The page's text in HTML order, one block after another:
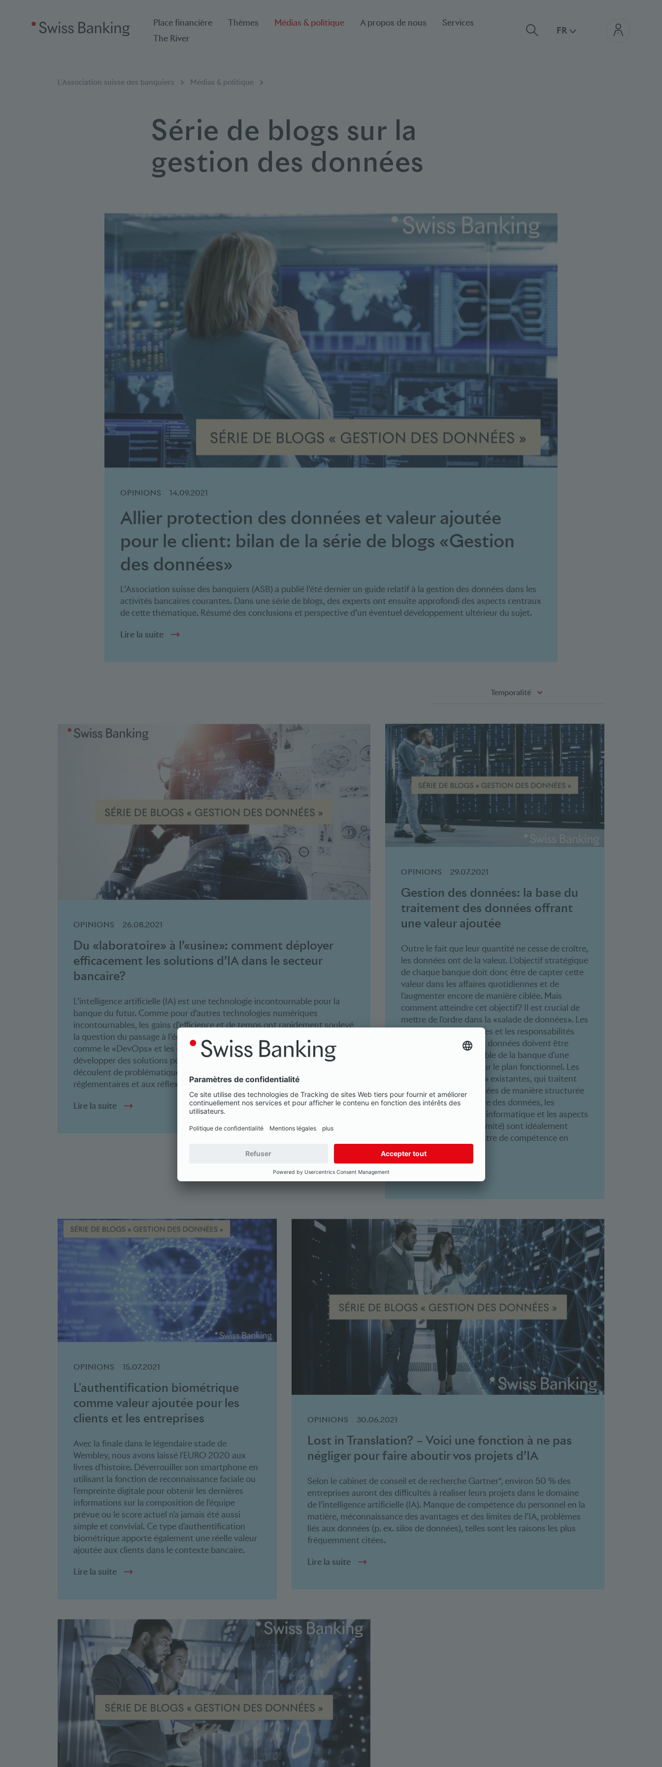
Place financière Thèmes Médias & politique A propos de nous
Services
The River
FR
Breadcrumb
Vous êtes ici:
L'Association suisse des banquiers Médias & politique
Série de blogs sur la
gestion des données
OPINIONS 14.09.2021
Allier protection des données et valeur ajoutée
pour le client: bilan de la série de blogs «Gestion
des données»
L’Association suisse des banquiers (ASB) a publié l’été dernier un guide relatif à la gestion des données dans les
activités bancaires courantes. Dans une série de blogs, des experts ont ensuite approfondi des aspects centraux
de cette thématique. Résumé des conclusions et perspective d’un éventuel développement ultérieur du sujet.
Lire la suite
Temporalité
OPINIONS 26.08.2021
Du «laboratoire» à l’«usine»: comment déployer
efficacement les solutions d’IA dans le secteur
bancaire?
L’intelligence artificielle (IA) est une technologie incontournable pour la
banque du futur. Comme pour d’autres technologies numériques
incontournables, les gains d’efficience et de temps ont rapidement soulevé
la question du passage à l’échelle des solutions d’IA. Des approches agiles
comme le «DevOps» et les «Labos IA» ciblés ont été instaurées pour
développer des solutions possibles et s’occuper des incertitudes qui
découlent de problématiques liées aux facteurs internes, aux exigences
réglementaires et aux réflexions éthiques.
Lire la suite
OPINIONS 29.07.2021
Gestion des données: la base du
traitement des données offrant
une valeur ajoutée
Outre le fait que leur quantité ne cesse de croître,
les données ont de la valeur. L'objectif stratégique
de chaque banque doit donc être de capter cette
valeur dans les affaires quotidiennes et de
l'augmenter encore de manière ciblée. Mais
comment atteindre cet objectif? Il est crucial de
mettre de l'ordre dans la «salade de données». Les
tâches, les compétences et les responsabilités
dans le traitement des données doivent être
réparties dans l'ensemble de la banque d'une
manière raisonnable sur le plan fonctionnel. Les
fonctions «habituelles» existantes, qui traitent
les problèmes de données de manière structurée
(telles que l'architecture des données, les
opérations, la sécurité informatique et les aspects
juridiques et de conformité) sont idéalement
complétées par un centre de compétence en
gestion des données.
OPINIONS 15.07.2021
L'authentification biométrique
comme valeur ajoutée pour les
clients et les entreprises
Avec la finale dans le légendaire stade de
Wembley, nous avons laissé l'EURO 2020 aux
livres d'histoire. Déverrouiller son smartphone en
utilisant la fonction de reconnaissance faciale ou
l'empreinte digitale pour obtenir les dernières
informations sur la composition de l'équipe
prévue ou le score actuel n'a jamais été aussi
simple et convivial. Ce type d'authentification
biométrique apporte également une réelle valeur
ajoutée aux clients dans le contexte bancaire.
Lire la suite
OPINIONS 30.06.2021
Lost in Translation? – Voici une fonction à ne pas
négliger pour faire aboutir vos projets d’IA
Selon le cabinet de conseil et de recherche Gartner*, environ 50 % des
entreprises auront des difficultés à réaliser leurs projets dans le domaine
de l’intelligence artificielle (IA). Manque de compétence du personnel en la
matière, méconnaissance des avantages et des limites de l’IA, problèmes
liés aux données (p. ex. silos de données), telles sont les raisons les plus
fréquemment citées.
Lire la suite